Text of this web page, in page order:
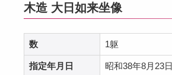
木造 大日如来坐像
数 1躯
指定年月日 昭和38年8月23日